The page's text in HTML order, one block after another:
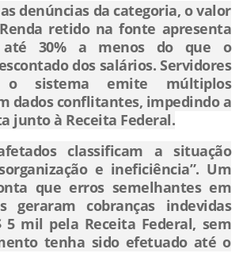
denúncias da categoria, o valor
retido na fonte apresenta
até 30% a menos do que o
dos salários. Servidores
sistema emite múltiplos
dados conflitantes, impedindo a
junto à Receita Federal.
classificam a situação
e ineficiência”. Um
que erros semelhantes em
geraram cobranças indevidas
5 mil pela Receita Federal, sem
tenha sido efetuado até o